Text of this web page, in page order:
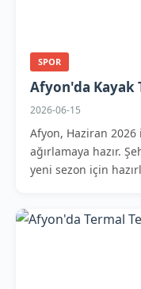
SPOR
Afyon'da Kayak
2026-06-15
Afyon, Haziran 2026
ağırlamaya hazır.
yeni sezon için